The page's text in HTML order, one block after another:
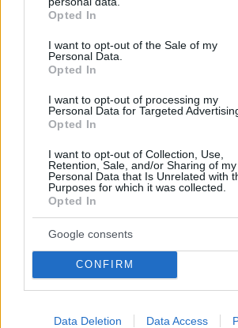
grant or deny consent to Google and its
use your data for below specified
consent section.
Opted In
I want to opt-out of the Sale of my
Personal Data.
Opted In
I want to opt-out of processing my
Personal Data for Targeted
Opted In
I want to opt-out of Collection, Use,
Retention, Sale, and/or Sharing of my
Personal Data that Is Unrelated with
Purposes for which it was collected.
Opted In
Google consents
CONFIRM
Data Deletion Data Access
ΤΑ ΠΙΟ ΔΗΜΟΦΙΛΗ